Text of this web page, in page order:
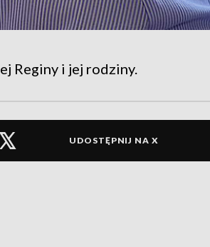
Reginy i jej rodziny.
UDOSTĘPNIJ NA X